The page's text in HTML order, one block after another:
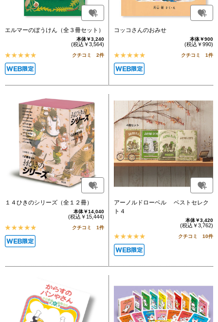
エルマーのぼうけん（全３冊セット）
本体￥3,240
(税込￥3,564)
クチコミ 2件
コッコさんのおみせ
本体￥900
(税込￥990)
クチコミ 1件
１４ひきのシリーズ（全１２冊）
本体￥14,040
(税込￥15,444)
クチコミ 1件
アーノルドローベル ベストセレク
ト４
本体￥3,420
(税込￥3,762)
クチコミ 10件